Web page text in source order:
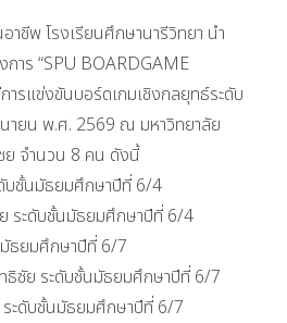
าชีพ โรงเรียนศึกษานารีวิทยา นำ
การ “SPU BOARDGAME
ารแข่งขันบอร์ดเกมเชิงกลยุทธ์ระดับ
ายน พ.ศ. 2569 ณ มหาวิทยาลัย
ย จำนวน 8 คน ดังนี้
บชั้นมัธยมศึกษาปีที่ 6/4
ระดับชั้นมัธยมศึกษาปีที่ 6/4
ธยมศึกษาปีที่ 6/7
ชัย ระดับชั้นมัธยมศึกษาปีที่ 6/7
ะดับชั้นมัธยมศึกษาปีที่ 6/7